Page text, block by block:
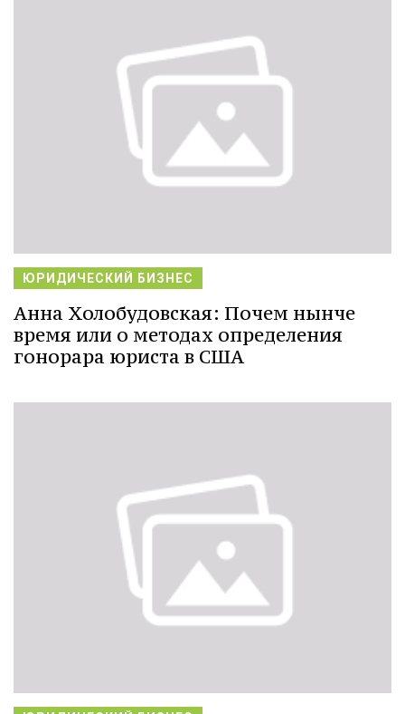
ЮРИДИЧЕСКИЙ БИЗНЕС
Анна Холобудовская: Почем нынче
время или о методах определения
гонорара юриста в США